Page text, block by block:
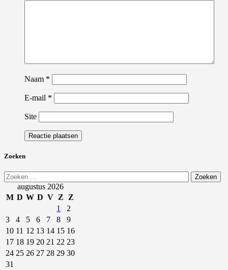
Naam *
E-mail *
Site
Zoeken
Zoeken
naar:augustus 2026
M D W D V Z
Z
1
2
3
4 5 6 7 8
9
10 11 12 13 14 15 16
17 18 19 20 21 22 23
24 25 26 27 28 29 30
31